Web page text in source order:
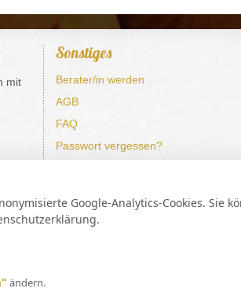
mit
Sonstiges
Berater/in werden
AGB
FAQ
Passwort vergessen?
| Esoterik | Lebensberatung
11 36039 Fulda Finanzamt Fulda
abweichend (0,27 €/min. mehr bei Telefonberatung).
Google-Analytics-Cookies. Sie
ändern.